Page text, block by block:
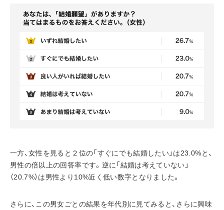
一方、女性を見ると２位の「すぐにでも結婚したい」は23.0%と、
男性の倍以上の回答率です。逆に「結婚は考えていない」
（20.7%）は男性より10%近く低い数字となりました。
さらに、この男女ごとの結果を年代別に見てみると、さらに興味